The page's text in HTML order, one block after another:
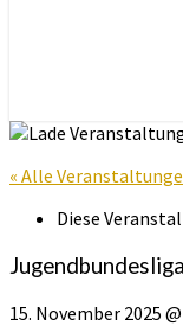
« Alle
Diese
15. November 2025